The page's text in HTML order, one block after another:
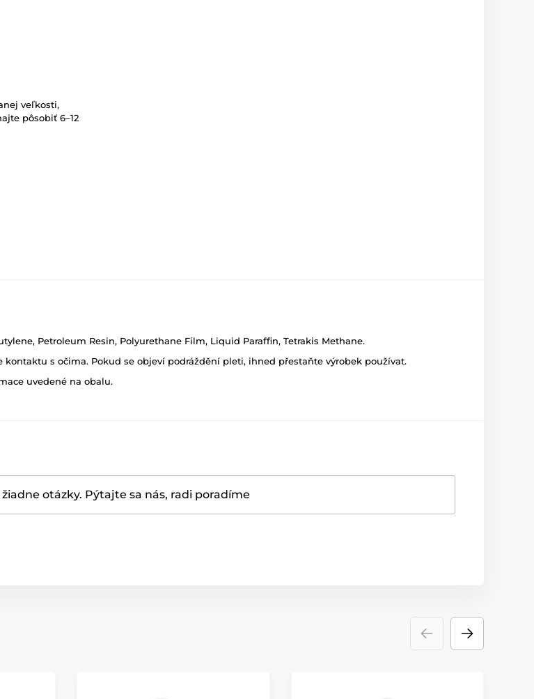
veľkosti,
pôsobiť 6–12
Petroleum Resin, Polyurethane Film, Liquid Paraffin, Tetrakis Methane.
s očima. Pokud se objeví podráždění pleti, ihned přestaňte výrobek používat.
uvedené na obalu.
otázky. Pýtajte sa nás, radi poradíme